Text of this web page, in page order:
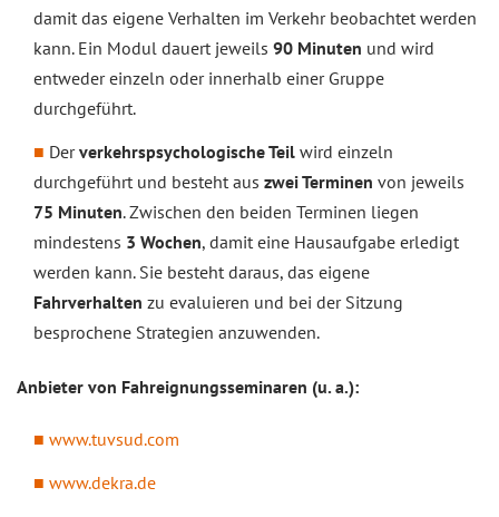
damit das eigene Verhalten im Verkehr beobachtet werden
kann. Ein Modul dauert jeweils 90 Minuten und wird
entweder einzeln oder innerhalb einer Gruppe
durchgeführt.
Derverkehrspsychologische Teil wird einzeln
durchgeführt und besteht aus zwei Terminen von jeweils
75 Minuten. Zwischen den beiden Terminen liegen
mindestens 3 Wochen, damit eine Hausaufgabe erledigt
werden kann. Sie besteht daraus, das eigene
Fahrverhalten zu evaluieren und bei der Sitzung
besprochene Strategien anzuwenden.
Anbieter von Fahreignungsseminaren (u. a.):
www.tuvsud.com
www.dekra.de